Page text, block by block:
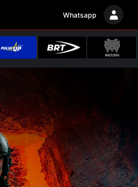
Whatsapp